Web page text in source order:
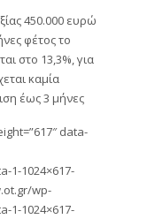
450.000 ευρώ
φέτος το
στο 13,3%, για
καμία
έως 3 μήνες
data-
1-1024×617-
wp-
1-1024×617-